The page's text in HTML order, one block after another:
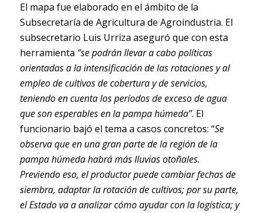
El mapa fue elaborado en el ámbito de la
Subsecretaría de Agricultura de Agroindustria. El
subsecretario Luis Urriza aseguró que con esta
herramienta “se podrán llevar a cabo políticas
orientadas a la intensificación de las rotaciones y al
empleo de cultivos de cobertura y de servicios,
teniendo en cuenta los períodos de exceso de agua
que son esperables en la pampa húmeda”. El
funcionario bajó el tema a casos concretos: “Se
observa que en una gran parte de la región de la
pampa húmeda habrá más lluvias otoñales.
Previendo eso, el productor puede cambiar fechas de
siembra, adaptar la rotación de cultivos; por su parte,
el Estado va a analizar cómo ayudar con la logística; y